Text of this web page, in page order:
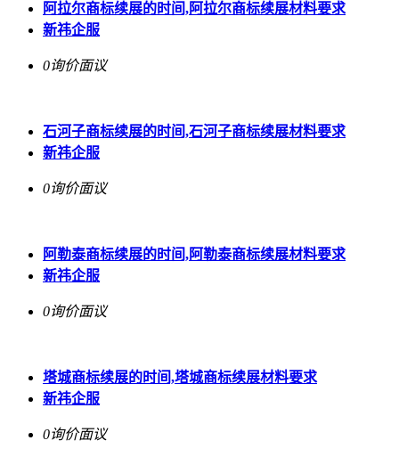
阿拉尔商标续展的时间,阿拉尔商标续展材料要求
新祎企服
0询价面议
石河子商标续展的时间,石河子商标续展材料要求
新祎企服
0询价面议
阿勒泰商标续展的时间,阿勒泰商标续展材料要求
新祎企服
0询价面议
塔城商标续展的时间,塔城商标续展材料要求
新祎企服
0询价面议